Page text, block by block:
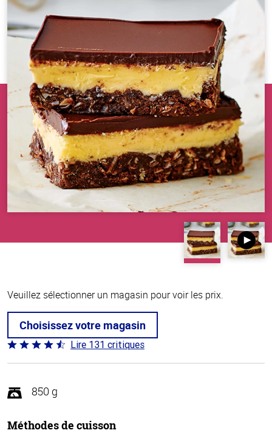
Veuillez sélectionner un magasin pour voir les prix.
Choisissez votre magasin
Coté
4.4 sur
Lire 131 critiques
850 g
Méthodes de cuisson